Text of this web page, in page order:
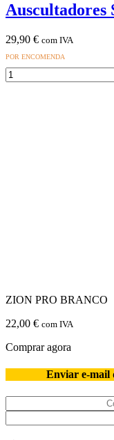
Auscultadores
29,90 € com IVA
POR ENCOMENDA
Quantidade
de
ZION PRO BRANCO
22,00 € com IVA
Comprar agora
Enviar e-mail